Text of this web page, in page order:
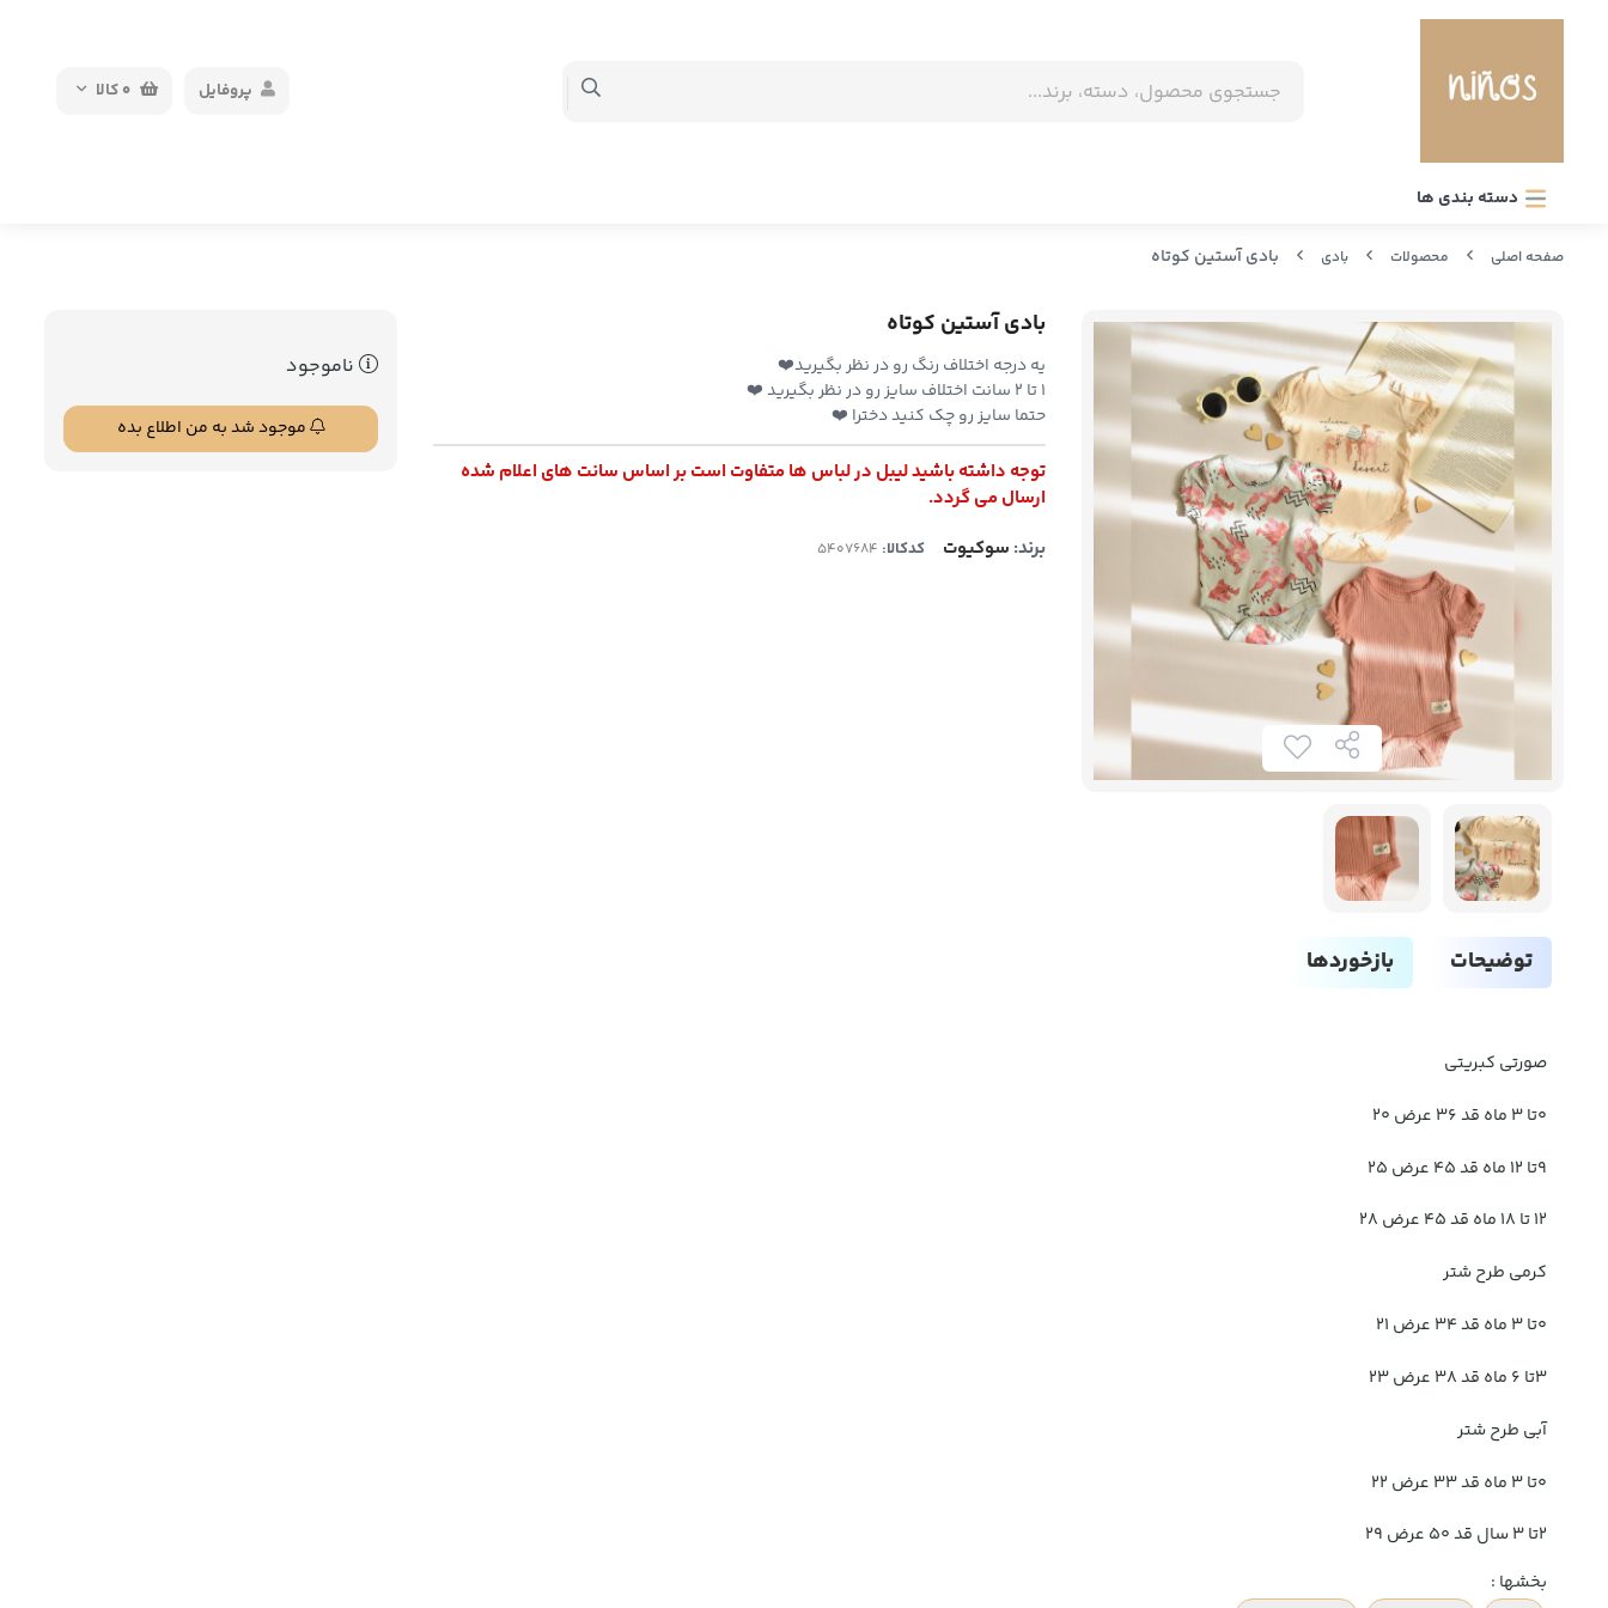
0کالا پروفایل
دسته بندی ها
صفحه اصلی محصولات بادی بادی آستین کوتاه
بادی آستین کوتاه
یه درجه اختلاف رنگ رو در نظر بگیرید❤️
۱ تا ۲ سانت اختلاف سایز رو در نظر بگیرید ❤️
حتما سایز رو چک کنید دخترا ❤️
توجه داشته باشید لیبل در لباس ها متفاوت است بر اساس سانت های اعلام شده
ارسال می گردد.
برند: سوکیوت کدکالا:
ناموجود
موجود شد به من اطلاع بده
توضیحات بازخوردها
صورتی کبریتی
۰تا ۳ ماه قد ۳۶ عرض ۲۰
۹تا ۱۲ ماه قد ۴۵ عرض ۲۵
۱۲ تا ۱۸ ماه قد ۴۵ عرض ۲۸
کرمی طرح شتر
۰تا ۳ ماه قد ۳۴ عرض ۲۱
۳تا ۶ ماه قد ۳۸ عرض ۲۳
آبی طرح شتر
۰تا ۳ ماه قد ۳۳ عرض ۲۲
۲تا ۳ سال قد ۵۰ عرض ۲۹
بخشها :